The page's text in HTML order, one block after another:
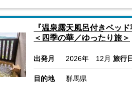
『温泉露天風呂付きベッ
＜四季の華／ゆったり旅＞
出発月 2026年 12月 旅行
目的地 群馬県